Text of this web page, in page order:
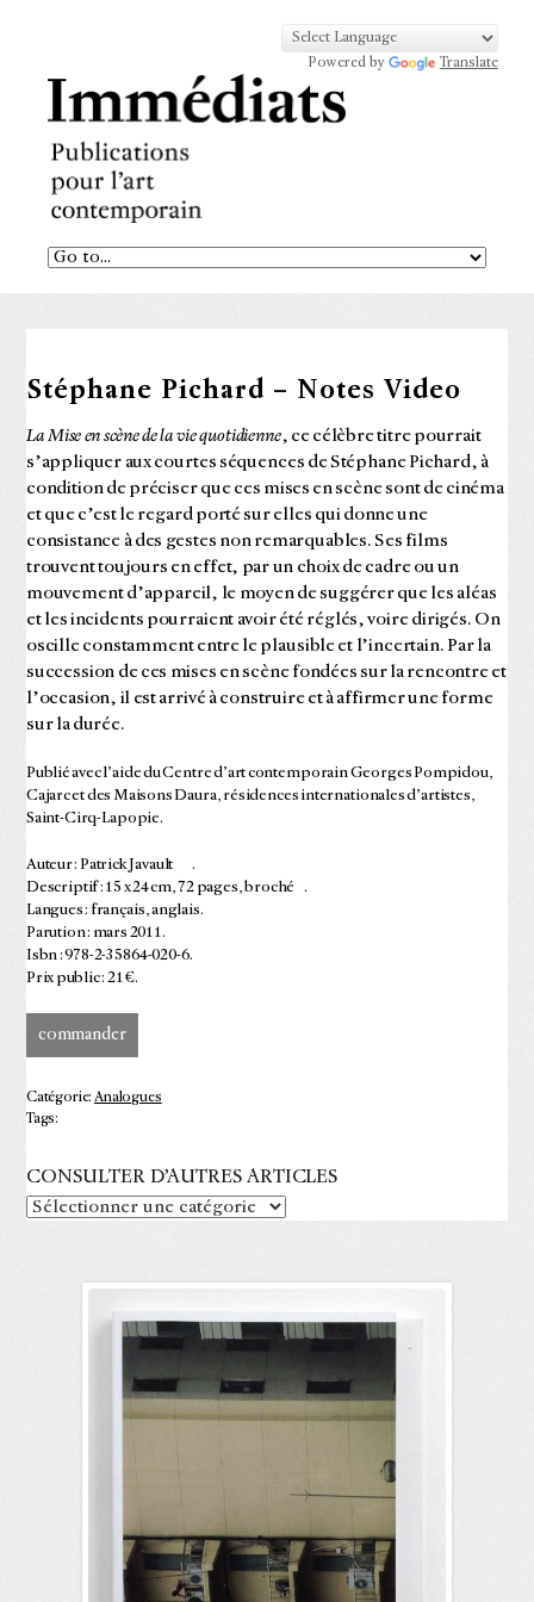
Powered by Translate
Stéphane Pichard – Notes Video
La Mise en scène de la vie quotidienne, ce célèbre titre pourrait
s’appliquer aux courtes séquences de Stéphane Pichard, à
condition de préciser que ces mises en scène sont de cinéma
et que c’est le regard porté sur elles qui donne une
consistance à des gestes non remarquables. Ses films
trouvent toujours en effet, par un choix de cadre ou un
mouvement d’appareil, le moyen de suggérer que les aléas
et les incidents pourraient avoir été réglés, voire dirigés. On
oscille constamment entre le plausible et l’incertain. Par la
succession de ces mises en scène fondées sur la rencontre et
l’occasion, il est arrivé à construire et à affirmer une forme
sur la durée.
Publié avec l’aide du Centre d’art contemporain Georges Pompidou,
Cajarc et des Maisons Daura, résidences internationales d’artistes,
Saint-Cirq-Lapopie.
Auteur : Patrick Javault .
Descriptif : 15 x 24 cm, 72 pages, broché .
Langues : français, anglais.
Parution : mars 2011.
Isbn : 978-2-35864-020-6.
Prix public : 21 €.
commander
Catégorie: Analogues
Tags:
CONSULTER D’AUTRES ARTICLES